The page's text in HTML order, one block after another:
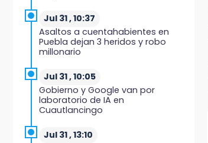
20:45
Pensé que me iban a matar:
Alberto narra lo que vivió en un
secuestro exprés
20:09
Black Tiger IV hará su
presentación en la Arena Puebla
Investigación de ASE a Tlatehui y
Jul 31 , 10:37
Asaltos a cuentahabientes en
Puebla dejan 3 heridos y robo
millonario
Jul 31 , 10:05
Gobierno y Google van por
laboratorio de IA en
Cuautlancingo
Jul 31 , 13:10